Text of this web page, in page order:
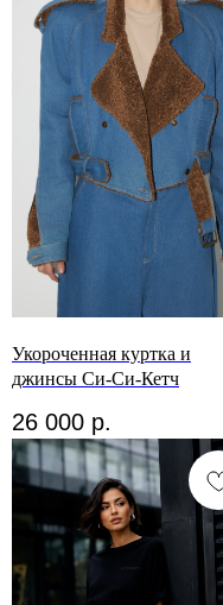
Укороченная куртка и
джинсы Си-Си-Кетч
26 000 р.